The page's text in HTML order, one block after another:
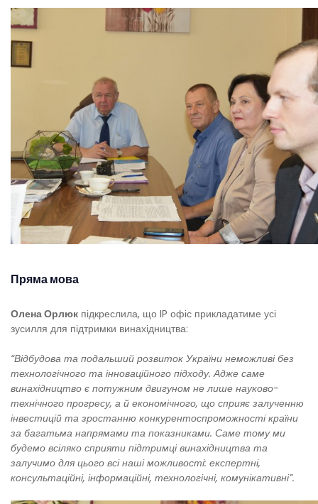
Пряма мова
Олена Орлюк підкреслила, що IP офіс прикладатиме усі
зусилля для підтримки винахідництва:
“Відбудова та подальший розвиток України неможливі без
технологічного та інноваційного підходу. Адже саме
винахідництво є потужним двигуном не лише науково-
технічного прогресу, а й економічного, що сприяє залученню
інвестицій та зростанню конкурентоспроможності країни
за багатьма напрямами та показниками. Саме тому ми
будемо всіляко сприяти підтримці винахідництва та
залучимо для цього всі наші можливості: експертні,
консультаційні, інформаційні, технологічні, комунікативні”.